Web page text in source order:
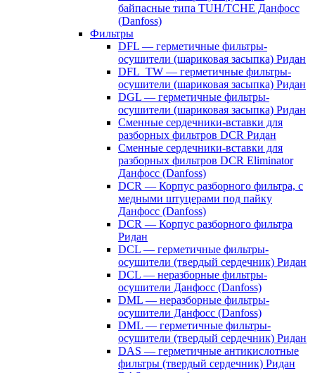
байпасные типа TUH/TCHE Данфосс
(Danfoss)
Фильтры
DFL — герметичные фильтры-
осушители (шариковая засыпка) Ридан
DFL_TW — герметичные фильтры-
осушители (шариковая засыпка) Ридан
DGL — герметичные фильтры-
осушители (шариковая засыпка) Ридан
Сменные сердечники-вставки для
разборных фильтров DCR Ридан
Сменные сердечники-вставки для
разборных фильтров DCR Eliminator
Данфосс (Danfoss)
DCR — Корпус разборного фильтра, с
медными штуцерами под пайку
Данфосс (Danfoss)
DCR — Корпус разборного фильтра
Ридан
DCL — герметичные фильтры-
осушители (твердый сердечник) Ридан
DCL — неразборные фильтры-
осушители Данфосс (Danfoss)
DML — неразборные фильтры-
осушители Данфосс (Danfoss)
DML — герметичные фильтры-
осушители (твердый сердечник) Ридан
DAS — герметичные антикислотные
фильтры (твердый сердечник) Ридан